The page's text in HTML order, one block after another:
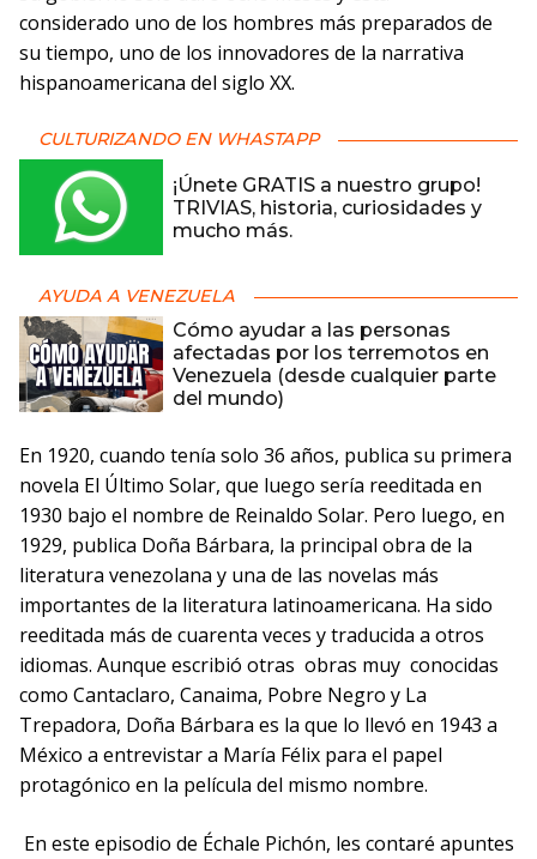
considerado uno de los hombres más preparados de
su tiempo, uno de los innovadores de la narrativa
hispanoamericana del siglo XX.
CULTURIZANDO EN WHASTAPP
¡Únete GRATIS a nuestro grupo!
TRIVIAS, historia, curiosidades y
mucho más.
AYUDA A VENEZUELA
Cómo ayudar a las personas
afectadas por los terremotos en
Venezuela (desde cualquier parte
del mundo)
En 1920, cuando tenía solo 36 años, publica su primera
novela El Último Solar, que luego sería reeditada en
1930 bajo el nombre de Reinaldo Solar. Pero luego, en
1929, publica Doña Bárbara, la principal obra de la
literatura venezolana y una de las novelas más
importantes de la literatura latinoamericana. Ha sido
reeditada más de cuarenta veces y traducida a otros
idiomas. Aunque escribió otras obras muy conocidas
como Cantaclaro, Canaima, Pobre Negro y La
Trepadora, Doña Bárbara es la que lo llevó en 1943 a
México a entrevistar a María Félix para el papel
protagónico en la película del mismo nombre.
En este episodio de Échale Pichón, les contaré apuntes